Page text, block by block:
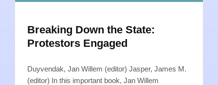
Breaking Down the State:
Protestors Engaged
Duyvendak, Jan Willem (editor) Jasper, James M.
(editor) In this important book, Jan Willem